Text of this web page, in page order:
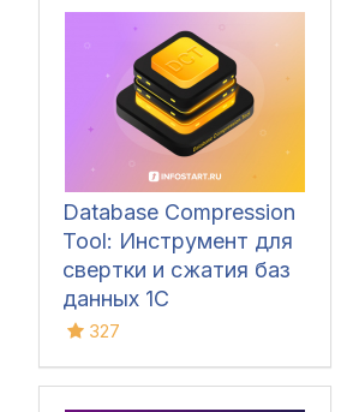
Database Compression
Tool: Инструмент для
свертки и сжатия баз
данных 1С
327